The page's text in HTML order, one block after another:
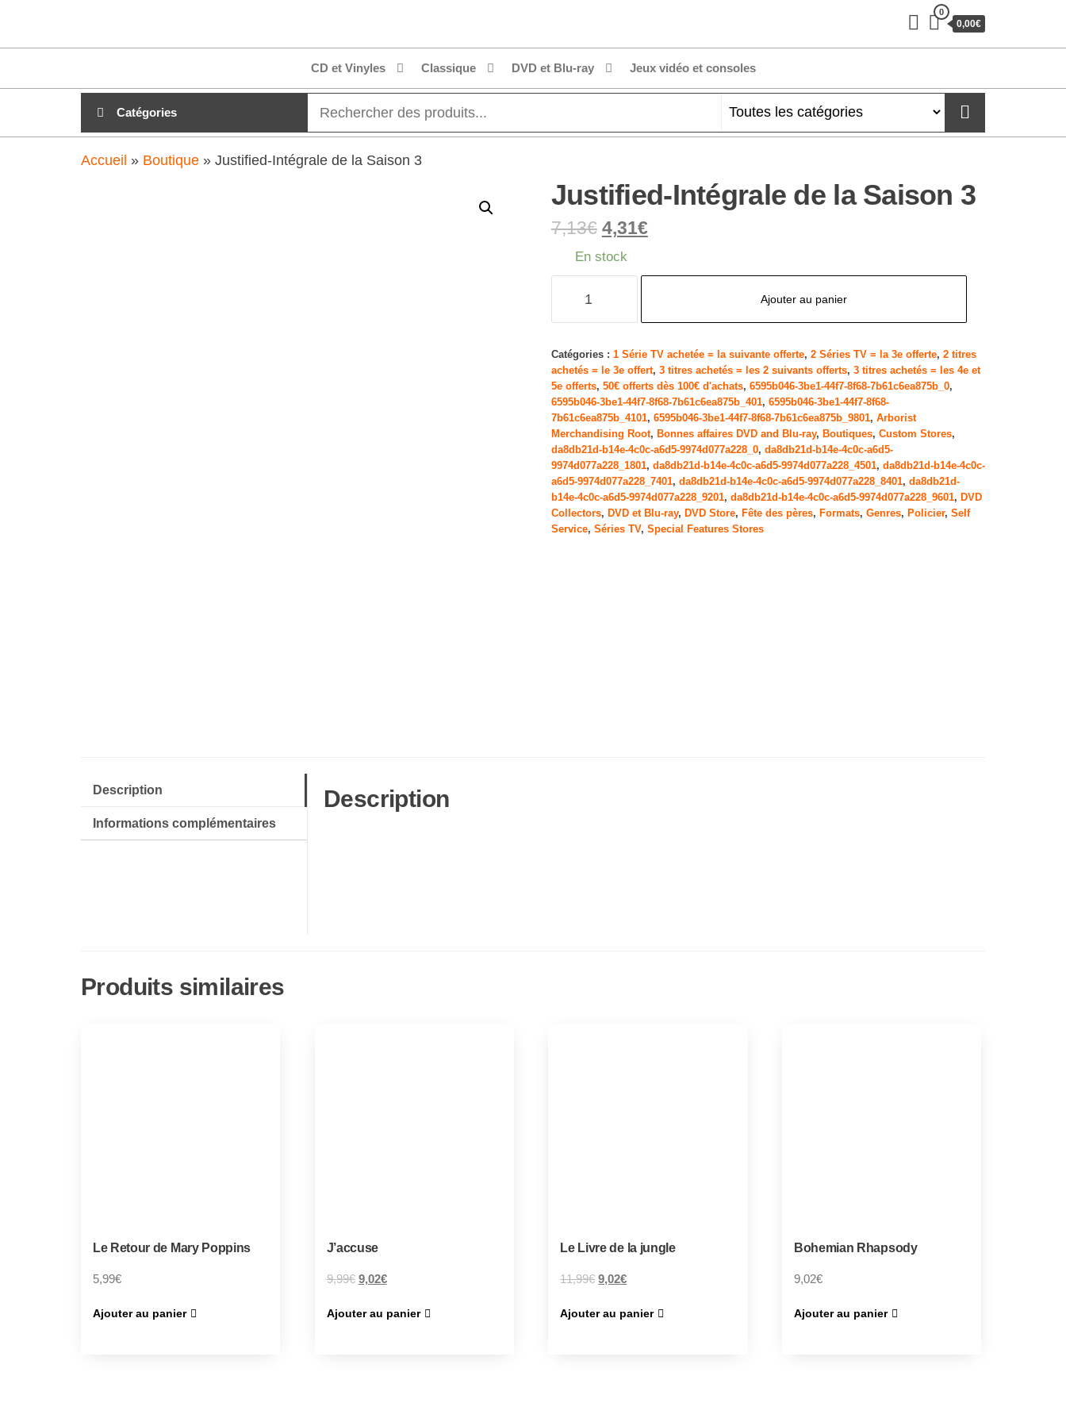
clubdial.fr
0
0,00€
CD et Vinyles Classique DVD et Blu-ray Jeux vidéo et consoles
Catégories
Accueil » Boutique » Justified-Intégrale de la Saison 3
Justified-Intégrale de la Saison 3
7,13€ 4,31€
En stock
Intégrale
de
la
Saison
3
Ajouter au panier
Catégories : 1 Série TV achetée = la suivante offerte, 2 Séries TV = la 3e offerte, 2 titres
achetés = le 3e offert, 3 titres achetés = les 2 suivants offerts, 3 titres achetés = les 4e et
5e offerts, 50€ offerts dès 100€ d'achats, 6595b046-3be1-44f7-8f68-7b61c6ea875b_0,
6595b046-3be1-44f7-8f68-7b61c6ea875b_401, 6595b046-3be1-44f7-8f68-
7b61c6ea875b_4101, 6595b046-3be1-44f7-8f68-7b61c6ea875b_9801, Arborist
Merchandising Root, Bonnes affaires DVD and Blu-ray, Boutiques, Custom Stores,
da8db21d-b14e-4c0c-a6d5-9974d077a228_0, da8db21d-b14e-4c0c-a6d5-
9974d077a228_1801, da8db21d-b14e-4c0c-a6d5-9974d077a228_4501, da8db21d-b14e-4c0c-
a6d5-9974d077a228_7401, da8db21d-b14e-4c0c-a6d5-9974d077a228_8401, da8db21d-
b14e-4c0c-a6d5-9974d077a228_9201, da8db21d-b14e-4c0c-a6d5-9974d077a228_9601, DVD
Collectors, DVD et Blu-ray, DVD Store, Fête des pères, Formats, Genres, Policier, Self
Service, Séries TV, Special Features Stores
Description
Informations complémentaires
Description
Produits similaires
Le Retour de Mary Poppins
5,99€
Ajouter au panier
J’accuse
9,99€ 9,02€
Ajouter au panier
Le Livre de la jungle
11,99€ 9,02€
Ajouter au panier
Bohemian Rhapsody
9,02€
Ajouter au panier